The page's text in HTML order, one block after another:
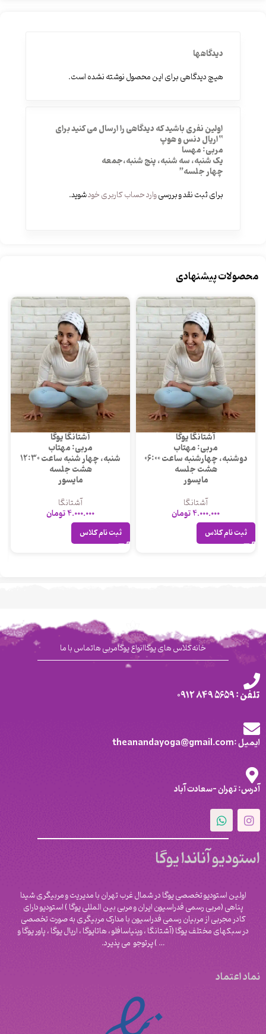
دیدگاهها
هیچ دیدگاهی برای این محصول نوشته نشده است.
اولین نفری باشید که دیدگاهی را ارسال می کنید برای
“اریال دنس و هوپ
مربی: مهسا
یک شنبه، سه شنبه، پنج شنبه،جمعه
چهار جلسه”
برای ثبت نقد و بررسیوارد حساب کاربری خودشوید.
محصولات پیشنهادی
آشتانگا یوگا
مربی: مهتاب
دوشنبه، چهارشنبه ساعت 06:00
هشت جلسه
مایسور
آشتانگا
4.000.000تومان
ثبت نام کلاس
آشتانگا یوگا
مربی: مهتاب
شنبه، چهار شنبه ساعت 12:30
هشت جلسه
مایسور
آشتانگا
4.000.000تومان
ثبت نام کلاس
خانهکلاس های یوگاانواع یوگامربی هاتماس با ما
تلفن : 5659 849 0912
ایمیل :theanandayoga@gmail.com
آدرس: تهران -سعادت آباد
استودیو آناندا یوگا
اولین استودیو تخصصی یوگا در شمال غرب تهران با مدیریت و مربیگری شیدا
پناهی (مربی رسمی فدراسیون ایران و مربی بین المللی یوگا ) استودیو دارای
کادر مجربی از مربیان رسمی فدراسیون با مدارک مربیگری به صورت تخصصی
در سبکهای مختلف یوگا (آشتانگا ، وینیاسافلو ، هاتایوگا ، اریال یوگا ، پاور یوگا و
‌… ) پرتوجو می پذیرد.
نماد اعتماد